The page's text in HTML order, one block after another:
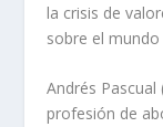
la crisis de
sobre el
Andrés
profesión de